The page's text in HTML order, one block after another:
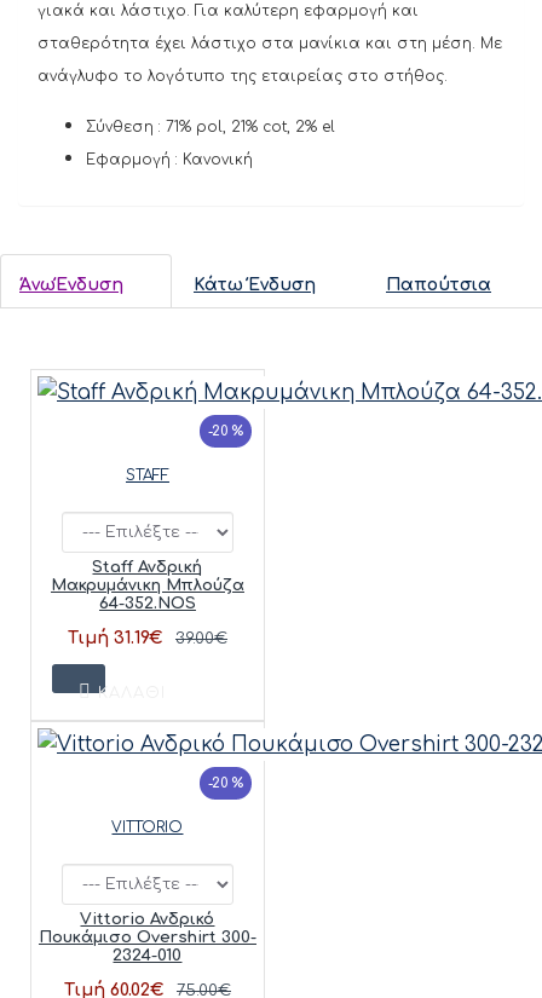
γιακά και λάστιχο. Για καλύτερη εφαρμογή και
σταθερότητα έχει λάστιχο στα μανίκια και στη μέση. Με
ανάγλυφο το λογότυπο της εταιρείας στο στήθος.
Σύνθεση : 71% pol, 21% cot, 2% el
Εφαρμογή : Κανονική
ΆνωΈνδυση Κάτω Ένδυση Παπούτσια
-20 %
STAFF
Staff Ανδρική
Μακρυμάνικη Μπλούζα
64-352.NOS
Τιμή 31.19€ 39.00€
ΚΑΛΆΘΙ
-20 %
VITTORIO
Vittorio Ανδρικό
Πουκάμισο Overshirt 300-
2324-010
Τιμή 60.02€ 75.00€